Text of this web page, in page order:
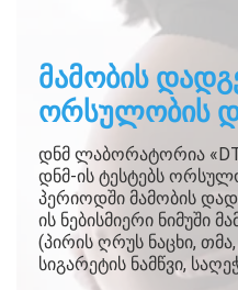
ᲓᲜᲛ ᲢᲔᲡᲢᲘ
თბილისში დნმ ტესტი
დადგენაზე. ანალიზის
99,99999%.
ᲤᲐᲡᲘ — 499 ₾
ᲨᲔᲣᲙᲕᲔᲗᲔᲗ ᲓᲜᲛ
ᲛᲐᲛᲝᲑᲘᲡ
ᲝᲠᲡᲣᲚᲝᲑᲘᲡ
დნმ ლაბორატორია
დნმ-ის ტესტებს
პერიოდში მამობის
ის ნებისმიერი ნიმუში
(პირის ღრუს ნაცხი,
სიგარეტის ნამწვი,
ᲓᲜᲛ ᲢᲔᲡᲢᲘ
დნმ ლაბორატორია
ტესტებს ეთნიკური
და ეროვნების
ᲤᲐᲡᲘ — 299 ₾
ᲓᲜᲛ ᲢᲔᲡᲢᲔᲑᲘ:
ᲡᲘᲚᲐᲛᲐᲖᲔ,
ᲤᲐᲡᲘ — 449 ₾
ᲨᲔᲣᲙᲕᲔᲗᲔᲗ ᲓᲜᲛ
ᲒᲐᲮᲓᲘ ᲩᲕᲔᲜᲘ
ჩვენ ღია ვართ
ცენტრებთან,
კომპანიებთან
თანამშრომლობისთვის.
ფორმა პარტნიორობის
განსახილველად და
ურთიერთსასარგებლო
თანამშრომლობის